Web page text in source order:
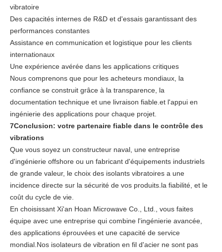
vibratoire
Des capacités internes de R&D et d'essais garantissant des
performances constantes
Assistance en communication et logistique pour les clients
internationaux
Une expérience avérée dans les applications critiques
Nous comprenons que pour les acheteurs mondiaux, la
confiance se construit grâce à la transparence, la
documentation technique et une livraison fiable.et l'appui en
ingénierie des applications pour chaque projet.
7Conclusion: votre partenaire fiable dans le contrôle des
vibrations
Que vous soyez un constructeur naval, une entreprise
d'ingénierie offshore ou un fabricant d'équipements industriels
de grande valeur, le choix des isolants vibratoires a une
incidence directe sur la sécurité de vos produits.la fiabilité, et le
coût du cycle de vie.
En choisissant Xi'an Hoan Microwave Co., Ltd., vous faites
équipe avec une entreprise qui combine l'ingénierie avancée,
des applications éprouvées et une capacité de service
mondial.Nos isolateurs de vibration en fil d'acier ne sont pas